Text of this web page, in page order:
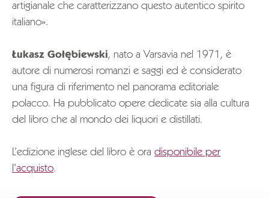
artigianale che caratterizzano questo autentico spirito
italiano».
Łukasz Gołębiewski, nato a Varsavia nel 1971, è
autore di numerosi romanzi e saggi ed è considerato
una figura di riferimento nel panorama editoriale
polacco. Ha pubblicato opere dedicate sia alla cultura
del libro che al mondo dei liquori e distillati.
L’edizione inglese del libro è ora disponibile per
l’acquisto.